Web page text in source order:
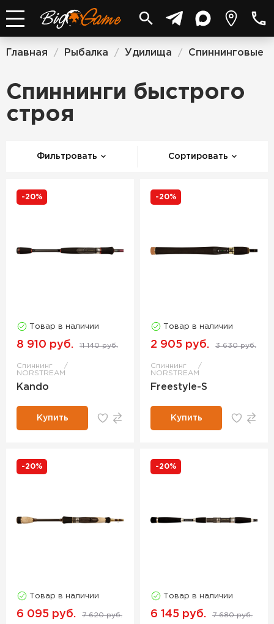
Главная / Рыбалка / Удилища / Спиннинговые
Спиннинги быстрого
строя
Фильтровать Сортировать
-20%
Товар в наличии
8 910 руб. 11 140 руб.
Спиннинг
NORSTREAM
Kando
Купить
-20%
Товар в наличии
2 905 руб. 3 630 руб.
Спиннинг
NORSTREAM
Freestyle-S
Купить
-20%
Товар в наличии
6 095 руб. 7 620 руб.
-20%
Товар в наличии
6 145 руб. 7 680 руб.